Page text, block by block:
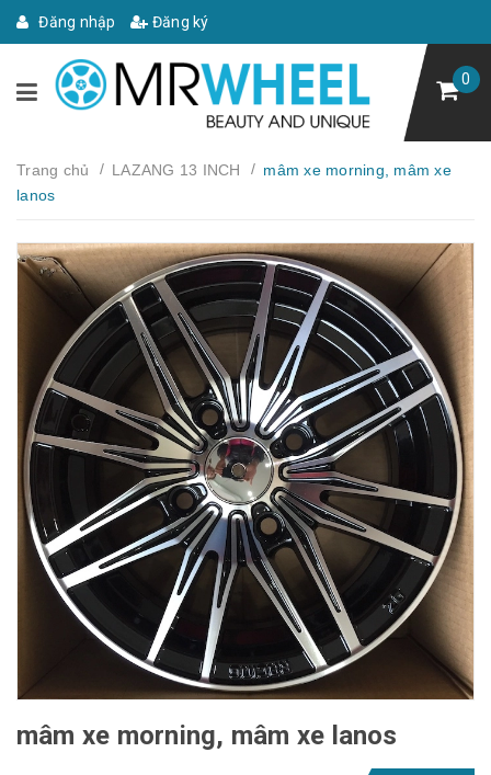
Đăng nhập Đăng ký
0
Trang chủ / LAZANG 13 INCH / mâm xe morning, mâm xe
lanos
mâm xe morning, mâm xe lanos